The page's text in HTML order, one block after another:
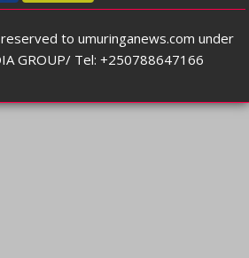
to umuringanews.com under
GROUP/ Tel: +250788647166